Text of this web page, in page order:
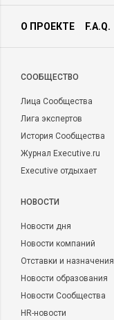
О ПРОЕКТЕ F.A.Q.
CООБЩЕСТВО
Лица Сообщества
Лига экспертов
История Сообщества
Журнал Executive.ru
Executive отдыхает
НОВОСТИ
Новости дня
Новости компаний
Отставки и назначения
Новости образования
Новости Сообщества
HR-новости